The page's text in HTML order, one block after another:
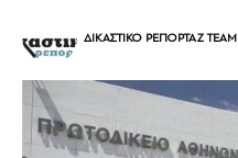
ΔΙΚΑΣΤΙΚΟ ΡΕΠΟΡΤΑΖ TEAM